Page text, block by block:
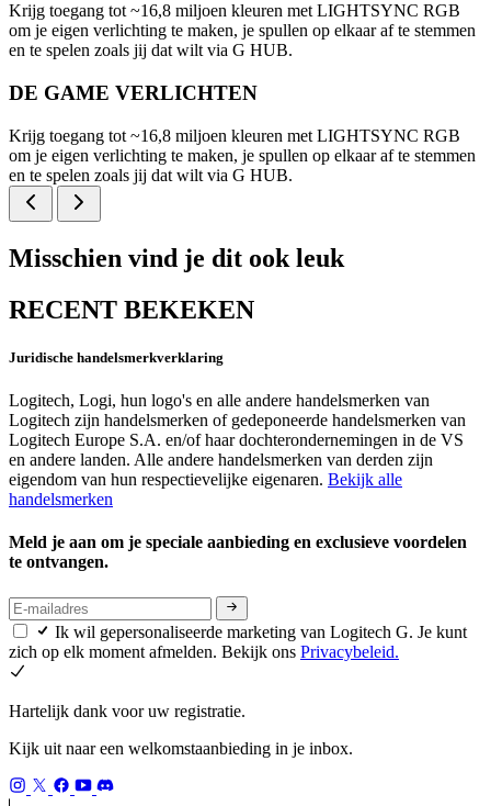
Krijg toegang tot ~16,8 miljoen kleuren met LIGHTSYNC RGB
om je eigen verlichting te maken, je spullen op elkaar af te stemmen
en te spelen zoals jij dat wilt via G HUB.
DE GAME VERLICHTEN
Krijg toegang tot ~16,8 miljoen kleuren met LIGHTSYNC RGB
om je eigen verlichting te maken, je spullen op elkaar af te stemmen
en te spelen zoals jij dat wilt via G HUB.
Misschien vind je dit ook leuk
RECENT BEKEKEN
Juridische handelsmerkverklaring
Logitech, Logi, hun logo's en alle andere handelsmerken van
Logitech zijn handelsmerken of gedeponeerde handelsmerken van
Logitech Europe S.A. en/of haar dochterondernemingen in de VS
en andere landen. Alle andere handelsmerken van derden zijn
eigendom van hun respectievelijke eigenaren. Bekijk alle
handelsmerken
Meld je aan om je speciale aanbieding en exclusieve voordelen
te ontvangen.
Ik wil gepersonaliseerde marketing van Logitech G. Je kunt
zich op elk moment afmelden. Bekijk ons Privacybeleid.
Hartelijk dank voor uw registratie.
Kijk uit naar een welkomstaanbieding in je inbox.